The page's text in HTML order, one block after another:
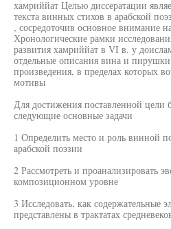
хамриййат Целью диссератации
текста винных стихов в арабской
, сосредоточив основное внимание
Хронологические рамки
развития хамриййат в VI в. у
отдельные описания вина и
произведения, в пределах которых
мотивы
Для достижения поставленной цели
следующие основные задачи
1 Определить место и роль винной
арабской поэзии
2 Рассмотреть и проанализировать
композиционном уровне
3 Исследовать, как содержательные
представлены в трактатах